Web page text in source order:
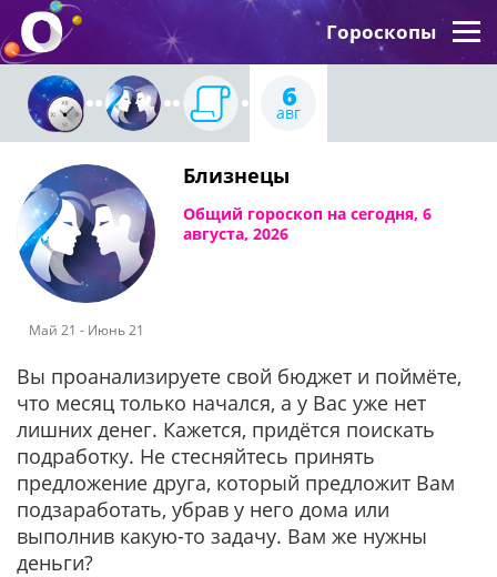
Гороскопы
6
авг
Май 21 - Июнь 21
Близнецы
Общий гороскоп на сегодня, 6
августа, 2026
Вы проанализируете свой бюджет и поймёте,
что месяц только начался, а у Вас уже нет
лишних денег. Кажется, придётся поискать
подработку. Не стесняйтесь принять
предложение друга, который предложит Вам
подзаработать, убрав у него дома или
выполнив какую-то задачу. Вам же нужны
деньги?